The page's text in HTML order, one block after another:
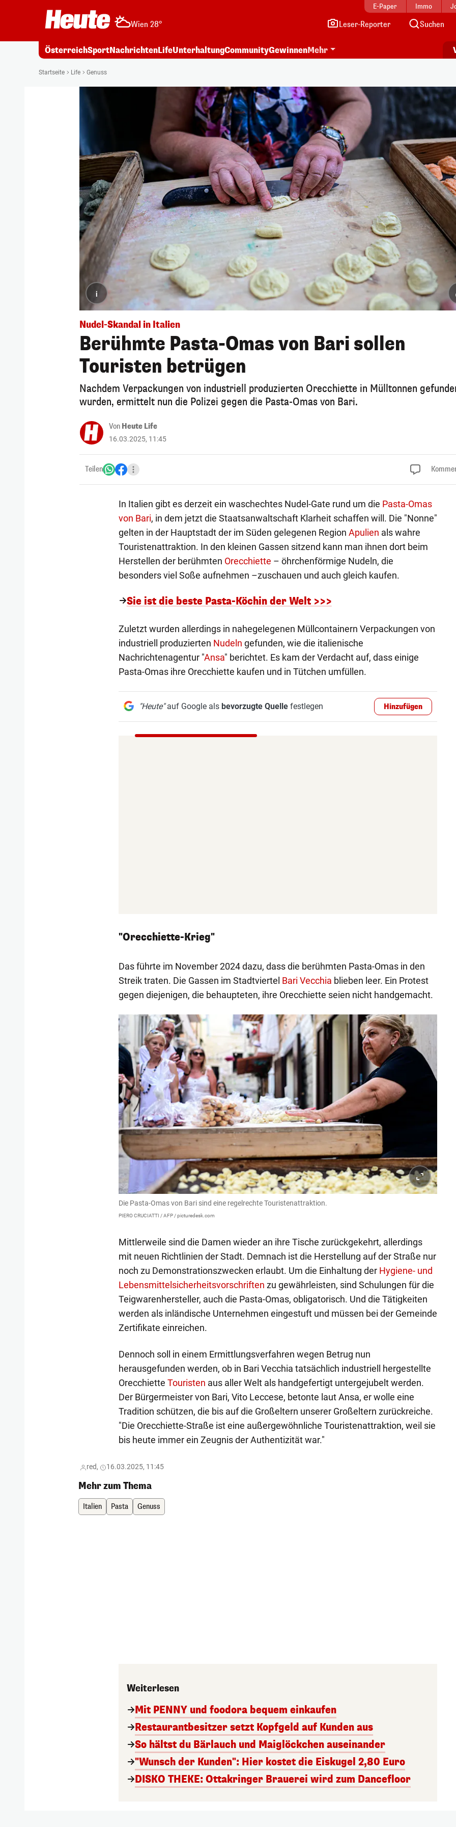
E-Paper Immo
Wien 28° Leser-Reporter Suchen
ÖsterreichSportNachrichtenLifeUnterhaltungCommunityGewinnenMehr
Startseite Life Genuss
i
Nudel-Skandal in Italien
Berühmte Pasta-Omas von Bari sollen
Touristen betrügen
Nachdem Verpackungen von industriell produzierten Orecchiette in Mülltonnen
wurden, ermittelt nun die Polizei gegen die Pasta-Omas von Bari.
Von Heute Life
16.03.2025, 11:45
Teilen
In Italien gibt es derzeit ein waschechtes Nudel-Gate rund um die Pasta-Omas
von Bari, in dem jetzt die Staatsanwaltschaft Klarheit schaffen will. Die "Nonne"
gelten in der Hauptstadt der im Süden gelegenen Region Apulien als wahre
Touristenattraktion. In den kleinen Gassen sitzend kann man ihnen dort beim
Herstellen der berühmten Orecchiette – öhrchenförmige Nudeln, die
besonders viel Soße aufnehmen –zuschauen und auch gleich kaufen.
Sie ist die beste Pasta-Köchin der Welt >>>
Zuletzt wurden allerdings in nahegelegenen Müllcontainern Verpackungen von
industriell produzierten Nudeln gefunden, wie die italienische
Nachrichtenagentur "Ansa" berichtet. Es kam der Verdacht auf, dass einige
Pasta-Omas ihre Orecchiette kaufen und in Tütchen umfüllen.
"Heute"auf Google als bevorzugte Quellefestlegen Hinzufügen
"Orecchiette-Krieg"
Das führte im November 2024 dazu, dass die berühmten Pasta-Omas in den
Streik traten. Die Gassen im Stadtviertel Bari Vecchia blieben leer. Ein Protest
gegen diejenigen, die behaupteten, ihre Orecchiette seien nicht handgemacht.
Die Pasta-Omas von Bari sind eine regelrechte Touristenattraktion.
PIERO CRUCIATTI / AFP / picturedesk.com
Mittlerweile sind die Damen wieder an ihre Tische zurückgekehrt, allerdings
mit neuen Richtlinien der Stadt. Demnach ist die Herstellung auf der Straße nur
noch zu Demonstrationszwecken erlaubt. Um die Einhaltung der Hygiene- und
Lebensmittelsicherheitsvorschriften zu gewährleisten, sind Schulungen für die
Teigwarenhersteller, auch die Pasta-Omas, obligatorisch. Und die Tätigkeiten
werden als inländische Unternehmen eingestuft und müssen bei der Gemeinde
Zertifikate einreichen.
Dennoch soll in einem Ermittlungsverfahren wegen Betrug nun
herausgefunden werden, ob in Bari Vecchia tatsächlich industriell hergestellte
Orecchiette Touristen aus aller Welt als handgefertigt untergejubelt werden.
Der Bürgermeister von Bari, Vito Leccese, betonte laut Ansa, er wolle eine
Tradition schützen, die bis auf die Großeltern unserer Großeltern zurückreiche.
"Die Orecchiette-Straße ist eine außergewöhnliche Touristenattraktion, weil sie
bis heute immer ein Zeugnis der Authentizität war."
red, 16.03.2025, 11:45
Mehr zum Thema
Italien Pasta Genuss
Weiterlesen
Mit PENNY und foodora bequem einkaufen
Restaurantbesitzer setzt Kopfgeld auf Kunden aus
So hältst du Bärlauch und Maiglöckchen auseinander
"Wunsch der Kunden": Hier kostet die Eiskugel 2,80 Euro
DISKO THEKE: Ottakringer Brauerei wird zum Dancefloor